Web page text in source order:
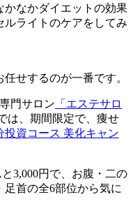
かなかダイエットの効果
ルライトのケアをしてみ
せするのが一番です。
門サロン 「エステサロ
は、期間限定で、痩せ
投資コース 美化キャン
3,000円 で、お腹・二の
首の全6部位から気に